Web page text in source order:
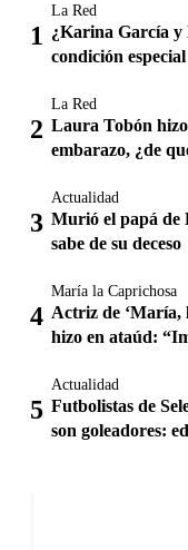
La Red
¿Karina García y
condición especial
La Red
Laura Tobón
embarazo, ¿de
Actualidad
Murió el papá de
sabe de su deceso
María la Caprichosa
Actriz de ‘María,
hizo en ataúd:
Actualidad
Futbolistas de
son goleadores: